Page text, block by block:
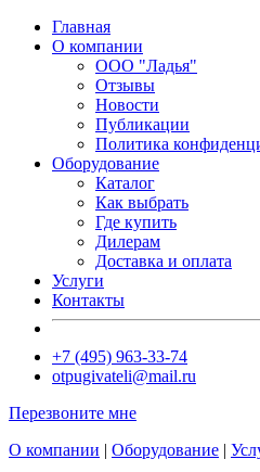
Главная
О компании
ООО "Ладья"
Отзывы
Новости
Публикации
Политика
Оборудование
Каталог
Как выбрать
Где купить
Дилерам
Доставка и оплата
Услуги
Контакты
+7 (495) 963-33-74
otpugivateli@mail.ru
Перезвоните мне
О компании | Оборудование |